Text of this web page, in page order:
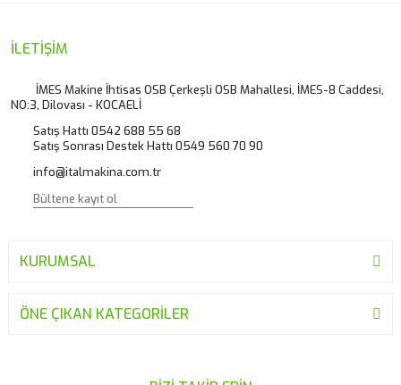
Ürün resmi kalitesiz, bozuk veya görüntülenemiyor.
Ürün bilgilerinde hatalar bulunuyor.
Ürün fiyatı diğer sitelerden daha pahalı.
Bu ürüne benzer farklı alternatifler olmalı.
İLETİŞİM
İMES Makine İhtisas OSB Çerkeşli OSB Mahallesi, İMES-8 Caddesi,
NO:3, Dilovası - KOCAELİ
Satış Hattı 0542 688 55 68
Satış Sonrası Destek Hattı 0549 560 70 90
info@italmakina.com.tr
KURUMSAL
ÖNE ÇIKAN KATEGORİLER